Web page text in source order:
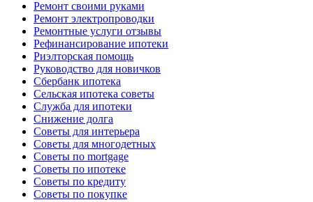
Ремонт своими руками
Ремонт электропроводки
Ремонтные услуги отзывы
Рефинансирование ипотеки
Риэлторская помощь
Руководство для новичков
Сбербанк ипотека
Сельская ипотека советы
Служба для ипотеки
Снижение долга
Советы для интерьера
Советы для многодетных
Советы по mortgage
Советы по ипотеке
Советы по кредиту
Советы по покупке